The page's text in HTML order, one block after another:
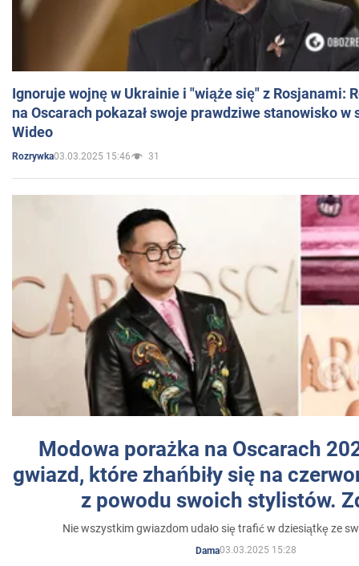
Ignoruje wojnę w Ukrainie i "wiąże się" z Rosjanami:
na Oscarach pokazał swoje prawdziwe stanowisko w
Wideo
Rozrywka03.03.2025 15:46 31
Modowa porażka na Oscarach
gwiazd, które zhańbiły się na
z powodu swoich stylistów.
Nie wszystkim gwiazdom udało się trafić w dziesiątkę ze
Dama03.03.2025 15:28